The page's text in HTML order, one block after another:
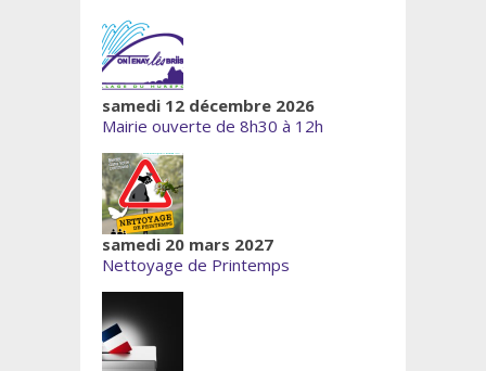
samedi 12 décembre 2026
Mairie ouverte de 8h30 à 12h
samedi 20 mars 2027
Nettoyage de Printemps